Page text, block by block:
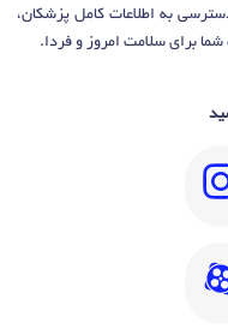
به اطلاعات کامل پزشکان،
شما برای سلامت امروز و فردا.